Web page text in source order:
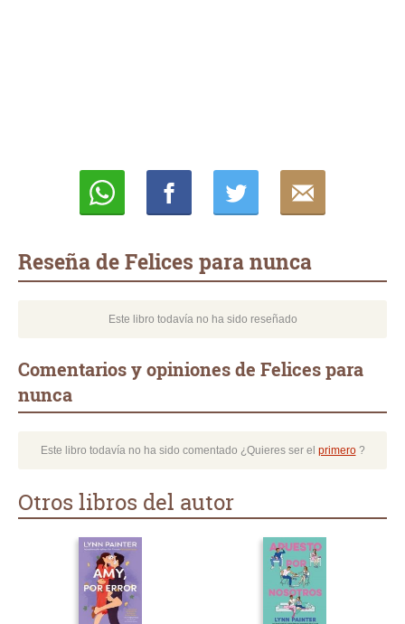
Reseña de Felices para nunca
Este libro todavía no ha sido reseñado
Comentarios y opiniones de Felices para
nunca
Este libro todavía no ha sido comentado ¿Quieres ser el primero?
Otros libros del autor